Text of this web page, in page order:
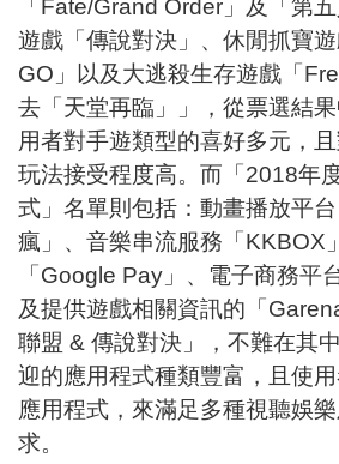
「Fate/Grand Order」及「第
遊戲「傳說對決」、休閒抓寶
GO」以及大逃殺生存遊戲「
去「天堂再臨」」，從票選結
用者對手遊類型的喜好多元，
玩法接受程度高。而「2018年
式」名單則包括：動畫播放平
瘋」、音樂串流服務「KKBOX
「Google Pay」、電子商務平
及提供遊戲相關資訊的「
聯盟 & 傳說對決」，不難在其
迎的應用程式種類豐富，且使
應用程式，來滿足多種視聽娛
求。